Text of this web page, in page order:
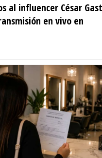
al influencer César
en vivo en